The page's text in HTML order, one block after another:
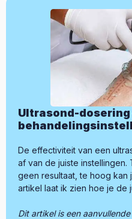
Ultrasond-dosering
De effectiviteit van een
af van de juiste instellingen.
geen resultaat, te hoog kan
artikel laat ik zien hoe je de
Dit artikel is een